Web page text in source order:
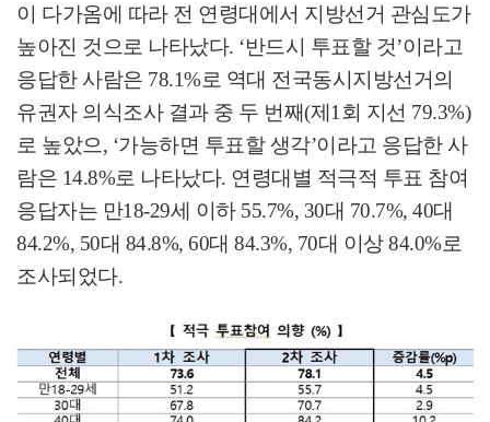
이 다가옴에 따라 전 연령대에서 지방선거 관심도가
높아진 것으로 나타났다. ‘반드시 투표할 것’이라고
응답한 사람은 78.1%로 역대 전국동시지방선거의
유권자 의식조사 결과 중 두 번째(제1 회 지선 79.3%)
로 높았으, ‘가능하면 투표할 생각’이라고 응답한 사
람은 14.8%로 나타났다. 연령대별 적극적 투표 참여
응답자는 만18-29세 이하 55.7%, 30대 70.7%, 40대
84.2%, 50대 84.8%, 60대 84.3%, 70대 이상84.0%로
조사되었다.